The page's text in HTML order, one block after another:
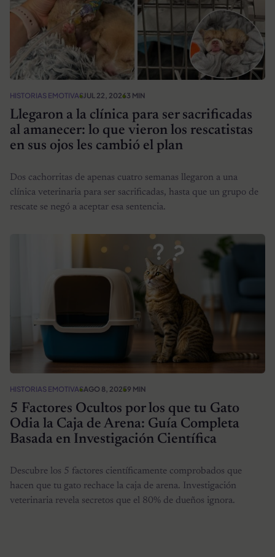
HISTORIAS EMOTIVASJUL 22, 20263 MIN
Llegaron a la clínica para ser sacrificadas
al amanecer: lo que vieron los rescatistas
en sus ojos les cambió el plan
Dos cachorritas de apenas cuatro semanas llegaron a una
clínica veterinaria para ser sacrificadas, hasta que un grupo de
rescate se negó a aceptar esa sentencia.
HISTORIAS EMOTIVASAGO 8, 20259 MIN
5 Factores Ocultos por los que tu Gato
Odia la Caja de Arena: Guía Completa
Basada en Investigación Científica
Descubre los 5 factores científicamente comprobados que
hacen que tu gato rechace la caja de arena. Investigación
veterinaria revela secretos que el 80% de dueños ignora.